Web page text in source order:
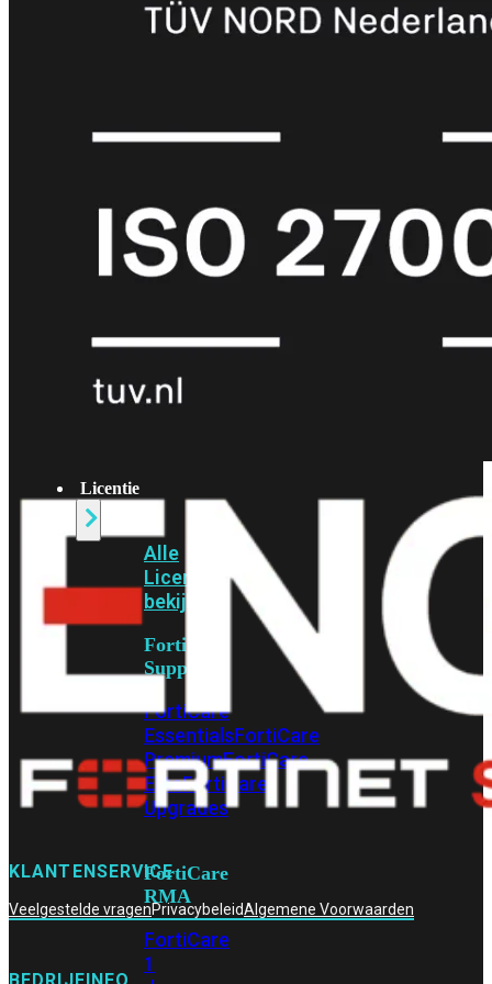
met
FortiWiFi
40F
FortiWiFi
50G FortiWiFi
51G FortiWiFi
60F
FortiWiFi
70GFortiWiFi
71GFortiWiFi
80FFortiWiFi
Licentie
Alle
Licenties
bekijken
FortiCare
Support
FortiCare
EssentialsFortiCare
PremiumFortiCare
EliteFortiCare
Upgrades
FortiCare
RMA
FortiCare
1
KLANTENSERVICE
Veelgestelde vragenPrivacybeleidAlgemene Voorwaarden